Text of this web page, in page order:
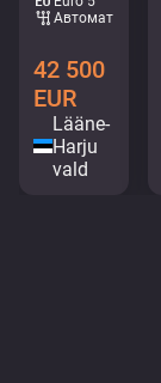
Aвтомат
42 500
EUR
Lääne-
Harju
vald